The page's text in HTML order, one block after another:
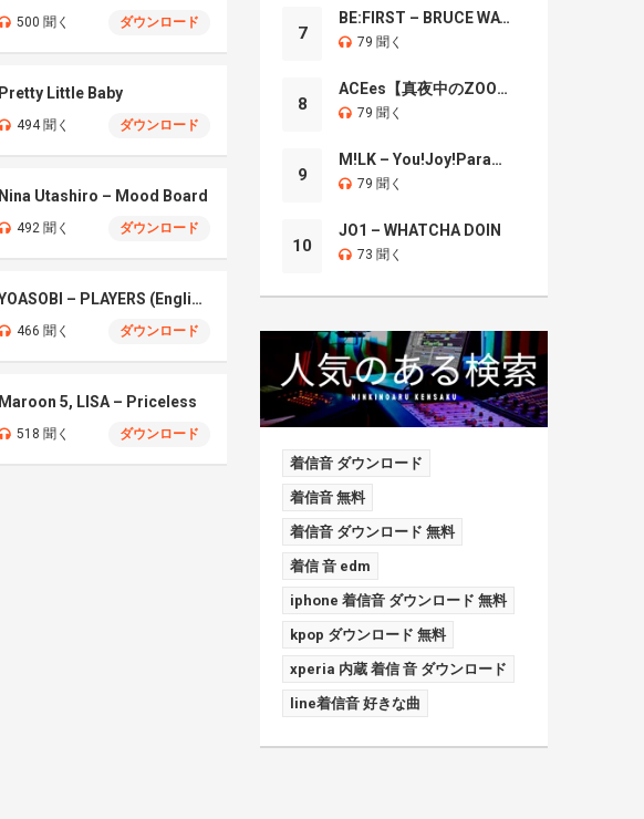
500 聞く ダウンロード
Pretty Little Baby
494 聞く ダウンロード
Nina Utashiro – Mood Board
492 聞く ダウンロード
YOASOBI – PLAYERS (English Version)
466 聞く ダウンロード
Maroon 5, LISA – Priceless
518 聞く ダウンロード
7
BE:FIRST – BRUCE WAYNE
79 聞く
8
ACEes【真夜中のZOO】
79 聞く
9
M!LK – You!Joy!Parade!
79 聞く
10
JO1 – WHATCHA DOIN
73 聞く
着信音 ダウンロード
着信音 無料
着信音 ダウンロード 無料
着信 音 edm
iphone 着信音 ダウンロード 無料
kpop ダウンロード 無料
xperia 内蔵 着信 音 ダウンロード
line着信音 好きな曲